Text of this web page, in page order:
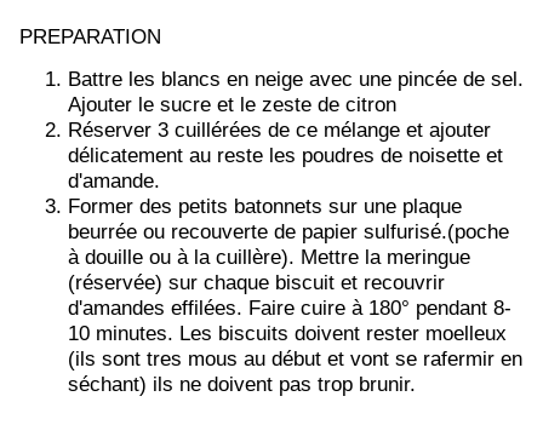
PREPARATION
Battre les blancs en neige avec une pincée de sel.
Ajouter le sucre et le zeste de citron
Réserver 3 cuillérées de ce mélange et ajouter
délicatement au reste les poudres de noisette et
d'amande.
Former des petits batonnets sur une plaque
beurrée ou recouverte de papier sulfurisé.(poche
à douille ou à la cuillère). Mettre la meringue
(réservée) sur chaque biscuit et recouvrir
d'amandes effilées. Faire cuire à 180° pendant 8-
10 minutes. Les biscuits doivent rester moelleux
(ils sont tres mous au début et vont se rafermir en
séchant) ils ne doivent pas trop brunir.